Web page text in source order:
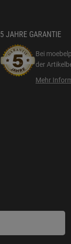
5 JAHRE GARANTIE
Bei
der
Mehr